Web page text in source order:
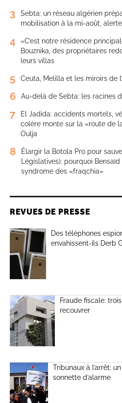
3
Sebta: un réseau algérien
mobilisation à la mi-août,
4
«C’est notre résidence
Bouznika, des propriétaires
leurs villas
5 Ceuta, Melilla et les miroirs de
6 Au-delà de Sebta: les racines
7
El Jadida: accidents mortels,
colère monte sur la «route de
Oulja
8
Élargir la Botola Pro pour
Législatives): pourquoi
syndrome des «fraqchia»
REVUES DE PRESSE
Des téléphones
envahissent-ils Derb
Fraude fiscale:
recouvrer
Tribunaux à l’arrêt:
sonnette d’alarme